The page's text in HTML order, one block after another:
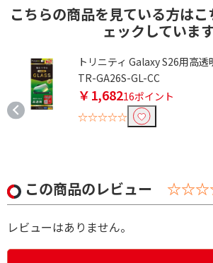
こちらの商品を見ている方は
ェックしていま
トリニティ Galaxy S26用高
TR-GA26S-GL-CC
￥1,68216ポイント
☆☆☆☆☆
この商品のレビュー
レビューはありません。